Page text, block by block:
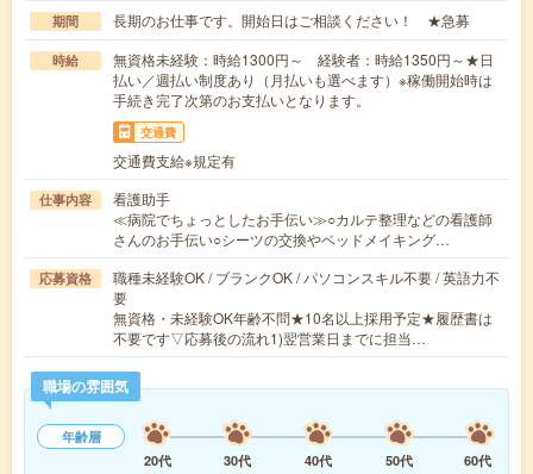
期間 長期のお仕事です。開始日はご相談ください！ ★急募
時給
無資格未経験：時給1300円～ 経験者：時給1350円～★日
払い／週払い制度あり（月払いも選べます）※稼働開始時は
手続き完了次第のお支払いとなります。
交通費
交通費支給※規定有
仕事内容
看護助手
≪病院でちょっとしたお手伝い≫○カルテ整理などの看護師
さんのお手伝い○シーツの交換やベッドメイキング…
応募資格
職種未経験OK / ブランクOK / パソコンスキル不要 / 英語力不
要
無資格・未経験OK年齢不問★10名以上採用予定★履歴書は
不要です▽応募後の流れ1)翌営業日までに担当…
職場の雰囲気
年齢層
20代
30代 40代 50代 60代